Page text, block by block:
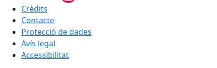
Crèdits
Contacte
Protecció de dades
Avís legal
Accessibilitat